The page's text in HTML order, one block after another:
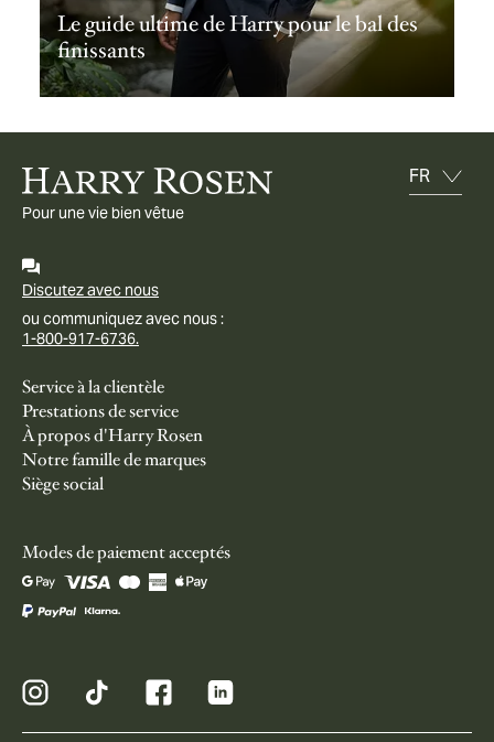
Le guide ultime de Harry pour le bal des
finissants
Pour une vie bien vêtue
Discutez avec nous
ou communiquez avec nous :
1-800-917-6736.
Service à la clientèle
Prestations de service
À propos d'Harry Rosen
Notre famille de marques
Siège social
Modes de paiement acceptés